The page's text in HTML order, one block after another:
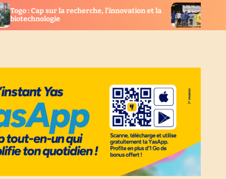
l’innovation et la
Togo : Les nouveaux élus
l’UCRM installés